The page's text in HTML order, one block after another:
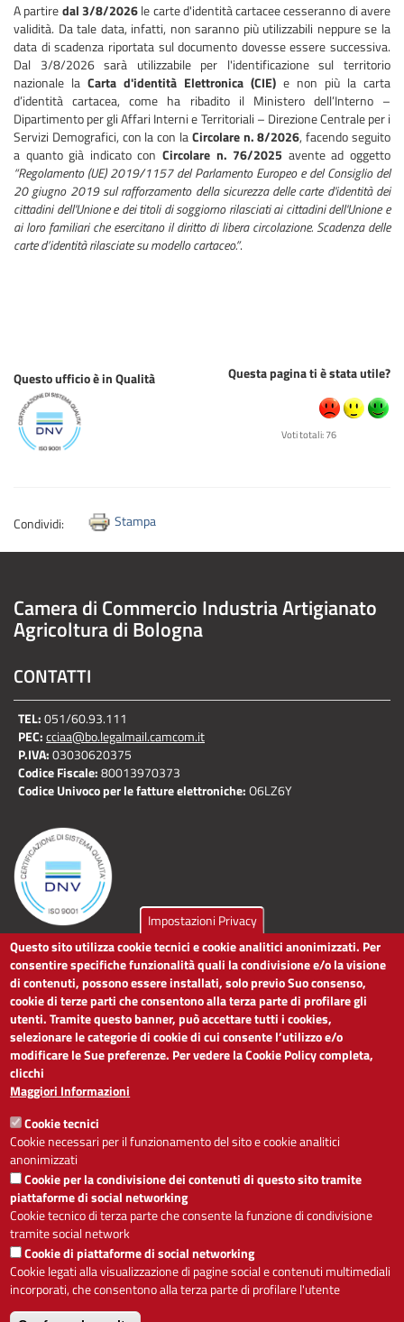
A partiredal 3/8/2026le carte d'identità cartacee cesseranno di avere
validità. Da tale data, infatti, non saranno più utilizzabili neppure se la
data di scadenza riportata sul documento dovesse essere successiva.
Dal 3/8/2026 sarà utilizzabile per l'identificazione sul territorio
nazionale la Carta d'identità Elettronica (CIE) e non più la carta
d’identità cartacea, come ha ribadito il Ministero dell’Interno –
Dipartimento per gli Affari Interni e Territoriali – Direzione Centrale per i
Servizi Demografici, con la con laCircolare n. 8/2026, facendo seguito
a quanto già indicato con Circolare n. 76/2025 avente ad oggetto
“Regolamento (UE) 2019/1157 del Parlamento Europeo e del Consiglio del
20 giugno 2019 sul rafforzamento della sicurezza delle carte d'identità dei
cittadini dell'Unione e dei titoli di soggiorno rilasciati ai cittadini dell'Unione e
ai loro familiari che esercitano il diritto di libera circolazione. Scadenza delle
carte d’identità rilasciate su modello cartaceo.”.
Questa pagina ti è stata utile?
Voti totali: 76
Questo ufficio è in Qualità
Condividi: Stampa
Camera di Commercio Industria Artigianato
Agricoltura di Bologna
CONTATTI
TEL:051/60.93.111
PEC:cciaa@bo.legalmail.camcom.it
P.IVA:03030620375
Codice Fiscale:80013970373
Codice Univoco per le fatture elettroniche:O6LZ6Y
LINK UTILI
Dichiarazione di accessibilità
Obiettivi di accessibilità
Segnalaci problemi di accessibilità
Note legali
Privacy
Accesso riservato
ACCESSIBILITÀ
- A +
Alto contrasto
Impostazioni Privacy
Questo sito utilizza cookie tecnici e cookie analitici anonimizzati. Per
consentire specifiche funzionalità quali la condivisione e/o la visione
di contenuti, possono essere installati, solo previo Suo consenso,
cookie di terze parti che consentono alla terza parte di profilare gli
utenti. Tramite questo banner, può accettare tutti i cookies,
selezionare le categorie di cookie di cui consente l’utilizzo e/o
modificare le Sue preferenze. Per vedere la Cookie Policy completa,
clicchi
Maggiori Informazioni
Cookie tecnici
Cookie necessari per il funzionamento del sito e cookie analitici
anonimizzati
Cookie per la condivisione dei contenuti di questo sito tramite
piattaforme di social networking
Cookie tecnico di terza parte che consente la funzione di condivisione
tramite social network
Cookie di piattaforme di social networking
Cookie legati alla visualizzazione di pagine social e contenuti multimediali
incorporati, che consentono alla terza parte di profilare l'utente